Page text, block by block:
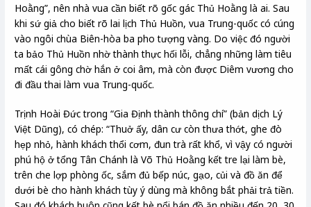
Hoằng”, nên nhà vua cần biết rõ gốc gác Thủ Hoằng là ai. Sau
khi sứ giả cho biết rõ lai lịch Thủ Huồn, vua Trung-quốc có cúng
vào ngôi chùa Biên-hòa ba pho tượng vàng. Do việc đó người
ta bảo Thủ Huồn nhờ thành thực hối lỗi, chẳng những làm tiêu
mất cái gông chờ hắn ở coi âm, mà còn được Diêm vương cho
đi đầu thai làm vua Trung-quốc.
Trịnh Hoài Đức trong “Gia Định thành thông chí” (bản dịch Lý
Việt Dũng), có chép: “Thuở ấy, dân cư còn thưa thớt, ghe đò
hẹp nhỏ, hành khách thổi cơm, đun trà rất khổ, vì vậy có người
phú hộ ở tổng Tân Chánh là Võ Thủ Hoằng kết tre lại làm bè,
trên che lợp phòng ốc, sắm đủ bếp núc, gạo, củi và đồ ăn để
dưới bè cho hành khách tùy ý dùng mà không bắt phải trả tiền.